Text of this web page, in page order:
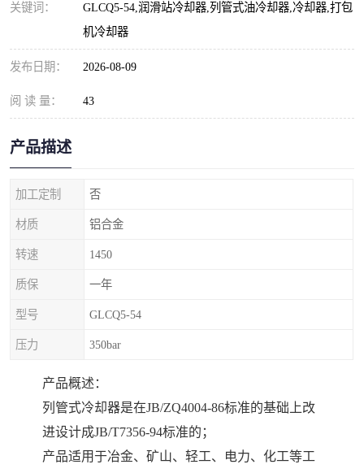
关键词：
GLCQ5-54,润滑站冷却器,列管式油冷却器,冷却器,打包
机冷却器
发布日期： 2026-08-09
阅 读 量： 43
产品描述
加工定制 否
材质 铝合金
转速 1450
质保 一年
型号 GLCQ5-54
压力 350bar
产品概述：
列管式冷却器是在JB/ZQ4004-86标准的基础上改
进设计成JB/T7356-94标准的；
产品适用于冶金、矿山、轻工、电力、化工等工